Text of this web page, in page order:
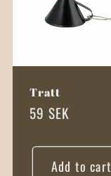
Tratt
Regular
59 SEK
Add to cart